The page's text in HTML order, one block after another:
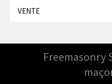
VENTE
Freemasonry